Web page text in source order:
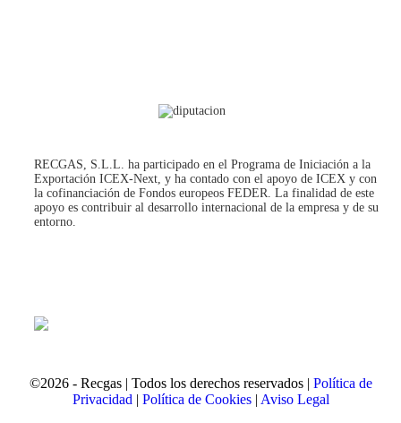
RECGAS, S.L.L. ha participado en el Programa de Iniciación a la
Exportación ICEX‐Next, y ha contado con el apoyo de ICEX y con
la cofinanciación de Fondos europeos FEDER. La finalidad de este
apoyo es contribuir al desarrollo internacional de la empresa y de su
entorno.
©2026 - Recgas | Todos los derechos reservados | Política de
Privacidad | Política de Cookies| Aviso Legal